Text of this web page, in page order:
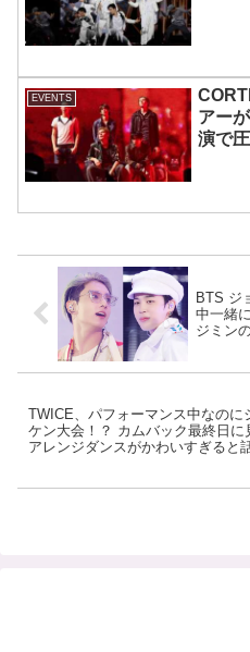
EVENTS
アー
演で
BTS ジ
中一緒
ジミン
TWICE、パフォーマンス中なのに
ケン大会！？ カムバック最終日に
アレンジダンスがかわいすぎると